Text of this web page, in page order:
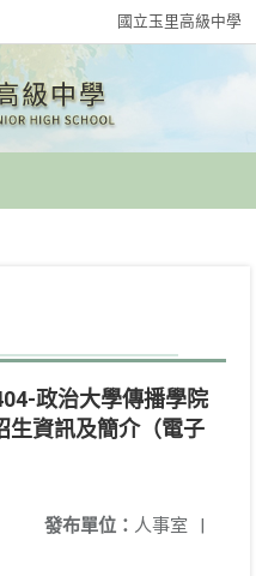
國立玉里高級中學
政治大學傳播學院
生資訊及簡介（電子
發布單位： 人事室 |